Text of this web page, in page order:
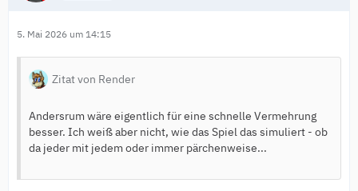
5. Mai 2026 um 14:15
Zitat von Render
Andersrum wäre eigentlich für eine schnelle Vermehrung
besser. Ich weiß aber nicht, wie das Spiel das simuliert - ob
da jeder mit jedem oder immer pärchenweise...